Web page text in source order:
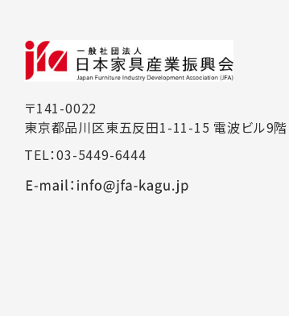
〒141-0022
東京都品川区東五反田1-11-15 電波ビル9階
TEL：03-5449-6444